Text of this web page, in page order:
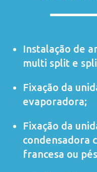
Instalação de
multi split e
Fixação da
evaporadora;
Fixação da
condensadora
francesa ou